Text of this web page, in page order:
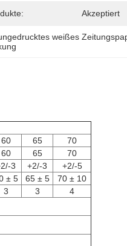
Akzeptiert
weißes
60 65
70
60 65
70
3 +2/-3
+2/-5
± 5 65 ± 5
70 ± 10
3 3
4